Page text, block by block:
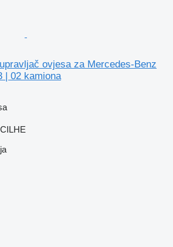
ovjesa za Mercedes-Benz
| 02 kamiona